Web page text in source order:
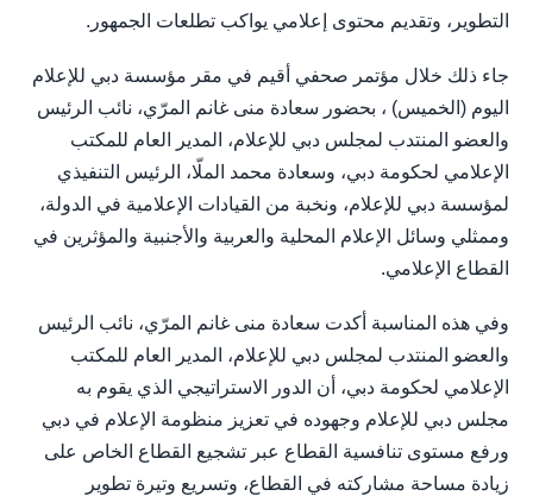
التطوير، وتقديم محتوى إعلامي يواكب تطلعات الجمهور.
جاء ذلك خلال مؤتمر صحفي أقيم في مقر مؤسسة دبي للإعلام
اليوم (الخميس) ، بحضور سعادة منى غانم المرّي، نائب الرئيس
والعضو المنتدب لمجلس دبي للإعلام، المدير العام للمكتب
الإعلامي لحكومة دبي، وسعادة محمد الملّا، الرئيس التنفيذي
لمؤسسة دبي للإعلام، ونخبة من القيادات الإعلامية في الدولة،
وممثلي وسائل الإعلام المحلية والعربية والأجنبية والمؤثرين في
القطاع الإعلامي.
وفي هذه المناسبة أكدت سعادة منى غانم المرّي، نائب الرئيس
والعضو المنتدب لمجلس دبي للإعلام، المدير العام للمكتب
الإعلامي لحكومة دبي، أن الدور الاستراتيجي الذي يقوم به
مجلس دبي للإعلام وجهوده في تعزيز منظومة الإعلام في دبي
ورفع مستوى تنافسية القطاع عبر تشجيع القطاع الخاص على
زيادة مساحة مشاركته في القطاع، وتسريع وتيرة تطوير